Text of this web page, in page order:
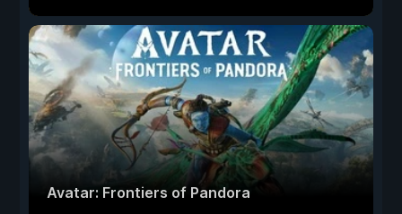
Avatar: Frontiers of Pandora